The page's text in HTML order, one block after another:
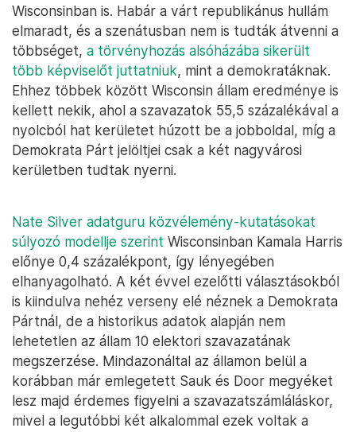
Wisconsinban is. Habár a várt republikánus hullám
elmaradt, és a szenátusban nem is tudták átvenni a
többséget, a törvényhozás alsóházába sikerült
több képviselőt juttatniuk, mint a demokratáknak.
Ehhez többek között Wisconsin állam eredménye is
kellett nekik, ahol a szavazatok 55,5 százalékával a
nyolcból hat kerületet húzott be a jobboldal, míg a
Demokrata Párt jelöltjei csak a két nagyvárosi
kerületben tudtak nyerni.
Nate Silver adatguru közvélemény-kutatásokat
súlyozó modellje szerint Wisconsinban Kamala Harris
előnye 0,4 százalékpont, így lényegében
elhanyagolható. A két évvel ezelőtti választásokból
is kiindulva nehéz verseny elé néznek a Demokrata
Pártnál, de a historikus adatok alapján nem
lehetetlen az állam 10 elektori szavazatának
megszerzése. Mindazonáltal az államon belül a
korábban már emlegetett Sauk és Door megyéket
lesz majd érdemes figyelni a szavazatszámláláskor,
mivel a legutóbbi két alkalommal ezek voltak a